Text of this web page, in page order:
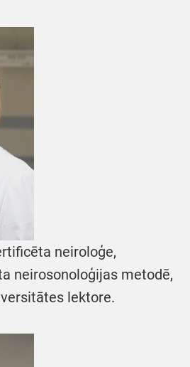
neiroloģe,
neirosonoloģijas metodē,
lektore.